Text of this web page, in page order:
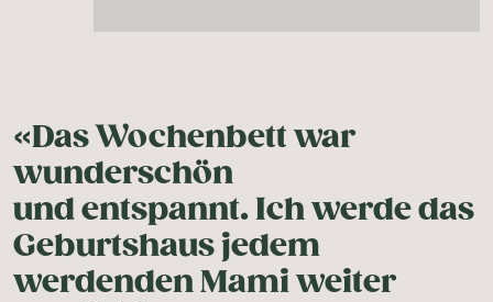
«Das Wochenbett war
wunderschön
und entspannt. Ich werde das
Geburtshaus jedem
werdenden Mami weiter